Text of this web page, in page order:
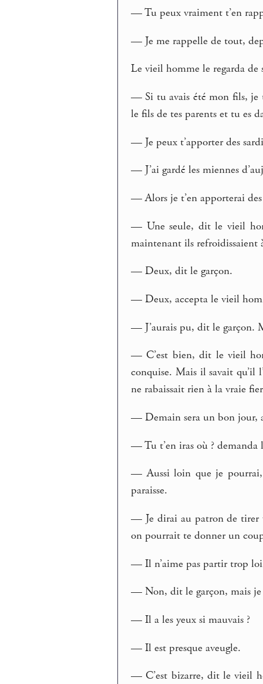
— Tu peux vraiment t’en
— Je me rappelle de tout,
Le vieil homme le regarda de
— Si tu avais été mon fils, je
le fils de tes parents et tu es
— Je peux t’apporter des
— J’ai gardé les miennes
— Alors je t’en apporterai
— Une seule, dit le vieil
maintenant ils refroidissaient
— Deux, dit le garçon.
— Deux, accepta le vieil
— J’aurais pu, dit le garçon.
— C’est bien, dit le vieil
conquise. Mais il savait qu’il
ne rabaissait rien à la vraie
— Demain sera un bon jour,
— Tu t’en iras où ? demanda
— Aussi loin que je
paraisse.
— Je dirai au patron de tirer
on pourrait te donner un
— Il n’aime pas partir trop
— Non, dit le garçon, mais je
— Il a les yeux si mauvais ?
— Il est presque aveugle.
— C’est bizarre, dit le vieil